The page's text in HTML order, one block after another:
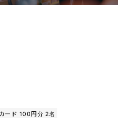
ード 100円分 2名